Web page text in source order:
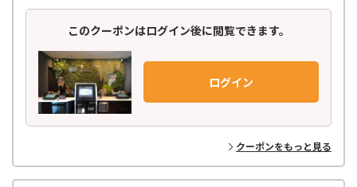
関東・関西・中部・北陸・九州・東北エリアに全国19軒。
このクーポンはログイン後に閲覧できます。
ログイン
クーポンをもっと見る